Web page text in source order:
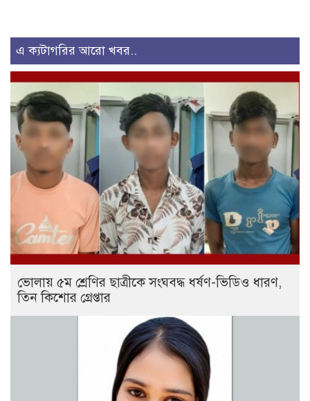
এ ক্যটাগরির আরো খবর..
ভোলায় ৫ম শ্রেণির ছাত্রীকে সংঘবদ্ধ ধর্ষণ-ভিডিও ধারণ,
তিন কিশোর গ্রেপ্তার